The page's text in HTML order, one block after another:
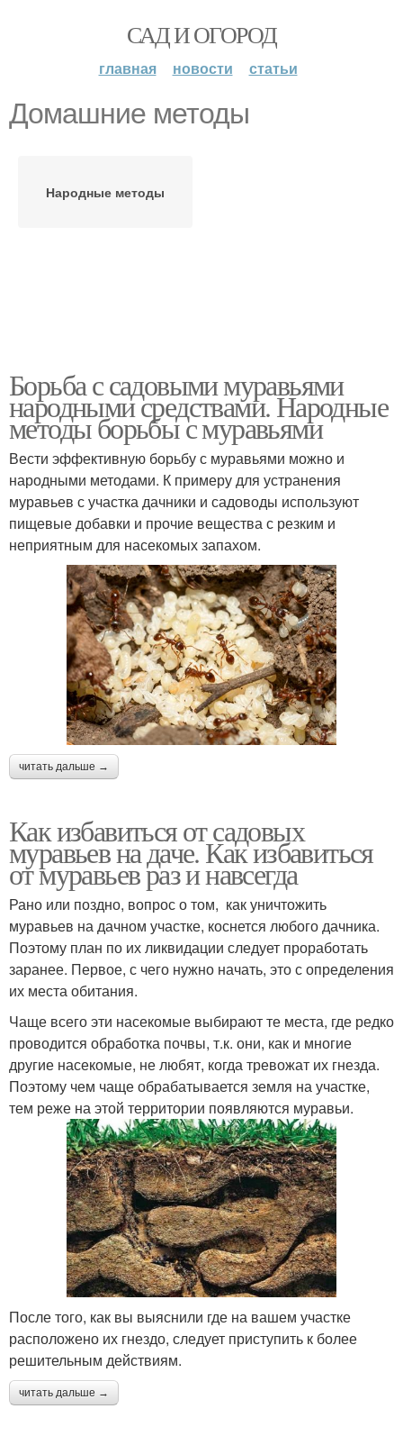
САД И ОГОРОД
главная новости статьи
Домашние методы
Народные методы
Борьба с садовыми муравьями
народными средствами. Народные
методы борьбы с муравьями
Вести эффективную борьбу с муравьями можно и
народными методами. К примеру для устранения
муравьев с участка дачники и садоводы используют
пищевые добавки и прочие вещества с резким и
неприятным для насекомых запахом.
читать дальше →
Как избавиться от садовых
муравьев на даче. Как избавиться
от муравьев раз и навсегда
Рано или поздно, вопрос о том, как уничтожить
муравьев на дачном участке, коснется любого дачника.
Поэтому план по их ликвидации следует проработать
заранее. Первое, с чего нужно начать, это с определения
их места обитания.
Чаще всего эти насекомые выбирают те места, где редко
проводится обработка почвы, т.к. они, как и многие
другие насекомые, не любят, когда тревожат их гнезда.
Поэтому чем чаще обрабатывается земля на участке,
тем реже на этой территории появляются муравьи.
После того, как вы выяснили где на вашем участке
расположено их гнездо, следует приступить к более
решительным действиям.
читать дальше →